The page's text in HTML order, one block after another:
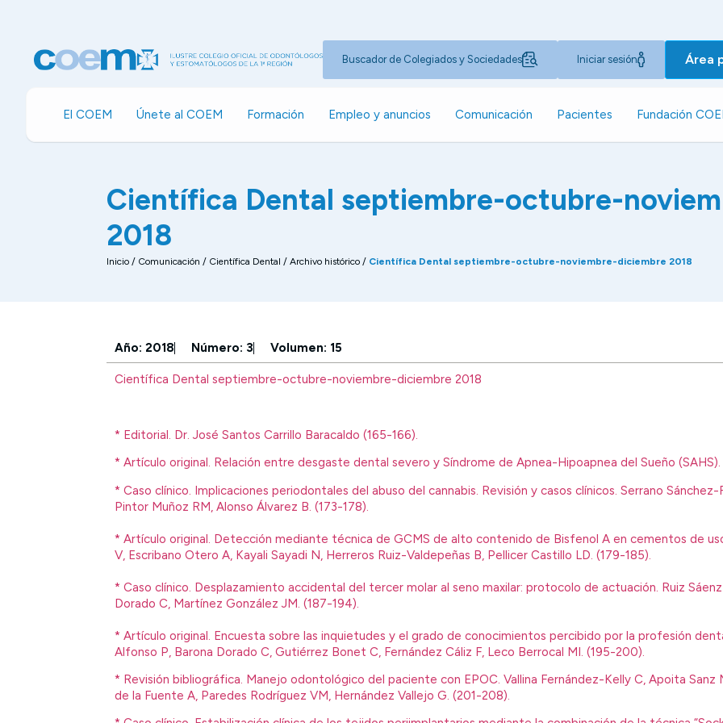
Buscador de Colegiados y Sociedades Iniciar sesión Área
El COEM Únete al COEM Formación Empleo y anuncios Comunicación Pacientes Fundación
Científica Dental septiembre-octubre-
2018
Inicio / Comunicación / Científica Dental / Archivo histórico / Científica Dental septiembre-octubre-noviembre-diciembre 2018
Año: 2018 Número: 3 Volumen: 15
Científica Dental septiembre-octubre-noviembre-diciembre 2018
* Editorial. Dr. José Santos Carrillo Baracaldo (165-166).
* Artículo original. Relación entre desgaste dental severo y Síndrome de Apnea-Hipoapnea del Sueño (SAHS).
* Caso clínico. Implicaciones periodontales del abuso del cannabis. Revisión y casos clínicos. Serrano
Pintor Muñoz RM, Alonso Álvarez B. (173-178).
* Artículo original. Detección mediante técnica de GCMS de alto contenido de Bisfenol A en cementos de
V, Escribano Otero A, Kayali Sayadi N, Herreros Ruiz-Valdepeñas B, Pellicer Castillo LD. (179-185).
* Caso clínico. Desplazamiento accidental del tercer molar al seno maxilar: protocolo de actuación. Ruiz
Dorado C, Martínez González JM. (187-194).
* Artículo original. Encuesta sobre las inquietudes y el grado de conocimientos percibido por la profesión
Alfonso P, Barona Dorado C, Gutiérrez Bonet C, Fernández Cáliz F, Leco Berrocal MI. (195-200).
* Revisión bibliográfica. Manejo odontológico del paciente con EPOC. Vallina Fernández-Kelly C, Apoita Sanz
de la Fuente A, Paredes Rodríguez VM, Hernández Vallejo G. (201-208).